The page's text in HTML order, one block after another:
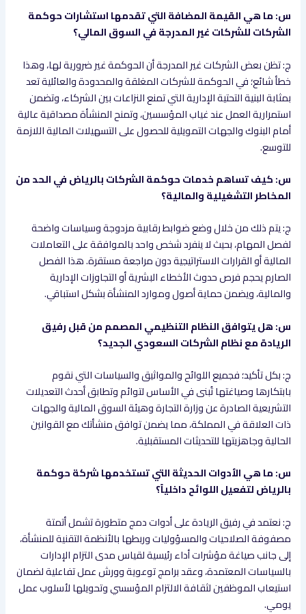
س: ما هي القيمة المضافة التي تقدمها استشارات حوكمة
الشركات للشركات غير المدرجة في السوق المالي؟
ج: تظن بعض الشركات غير المدرجة أن الحوكمة غير ضرورية لها، وهذا
خطأ شائع؛ في الحوكمة للشركات المغلقة والمحدودة والعائلية تعد
بمثابة البنية التحتية الإدارية التي تمنع النزاعات بين الشركاء، وتضمن
استمرارية العمل عند غياب المؤسسين، وتمنح المنشأة مصداقية عالية
أمام البنوك والجهات التمويلية للحصول على التسهيلات المالية اللازمة
للتوسع.
س: كيف تساهم خدمات حوكمة الشركات بالرياض في الحد من
المخاطر التشغيلية والمالية؟
ج: يتم ذلك من خلال وضع ضوابط رقابية مزدوجة وسياسات واضحة
لفصل المهام، بحيث لا ينفرد شخص واحد بالموافقة على التعاملات
المالية أو القرارات الاستراتيجية دون مراجعة مستقرة. هذا الفصل
الصارم يحجم فرص حدوث الأخطاء البشرية أو التجاوزات الإدارية
والمالية، ويضمن حماية أصول وموارد المنشأة بشكل استباقي.
س: هل يتوافق النظام التنظيمي المصمم من قبل رفيق
الريادة مع نظام الشركات السعودي الجديد؟
ج: بكل تأكيد؛ فجميع اللوائح والمواثيق والسياسات التي نقوم
بابتكارها وصياغتها تُبنى في الأساس لتوائم وتطابق أحدث التعديلات
التشريعية الصادرة عن وزارة التجارة وهيئة السوق المالية والجهات
ذات العلاقة في المملكة، مما يضمن توافق منشأتك مع القوانين
الحالية وجاهزيتها للتحديثات المستقبلية.
س: ما هي الأدوات الحديثة التي تستخدمها شركة حوكمة
بالرياض لتفعيل اللوائح داخلياً؟
ج: نعتمد في رفيق الريادة على أدوات دمج متطورة تشمل أتمتة
مصفوفة الصلاحيات والمسؤوليات وربطها بالأنظمة التقنية للمنشأة،
إلى جانب صياغة مؤشرات أداء رئيسية لقياس مدى التزام الإدارات
بالسياسات المعتمدة، وعقد برامج توعوية وورش عمل تفاعلية لضمان
استيعاب الموظفين لثقافة الالتزام المؤسسي وتحويلها لأسلوب عمل
يومي.